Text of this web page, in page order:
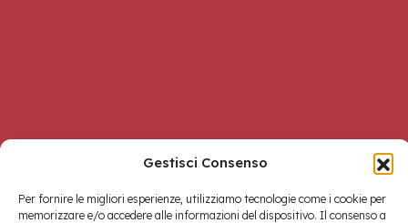
Gestisci Consenso
Per fornire le migliori esperienze, utilizziamo tecnologie come i cookie per
memorizzare e/o accedere alle informazioni del dispositivo. Il consenso a